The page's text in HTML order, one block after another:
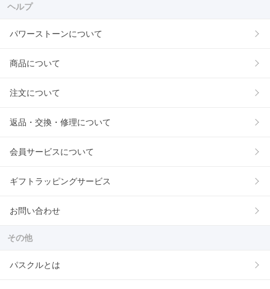
ヘルプ
パワーストーンについて
商品について
注文について
返品・交換・修理について
会員サービスについて
ギフトラッピングサービス
お問い合わせ
その他
パスクルとは